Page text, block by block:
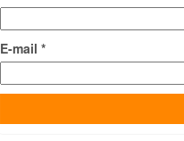
E-mail *